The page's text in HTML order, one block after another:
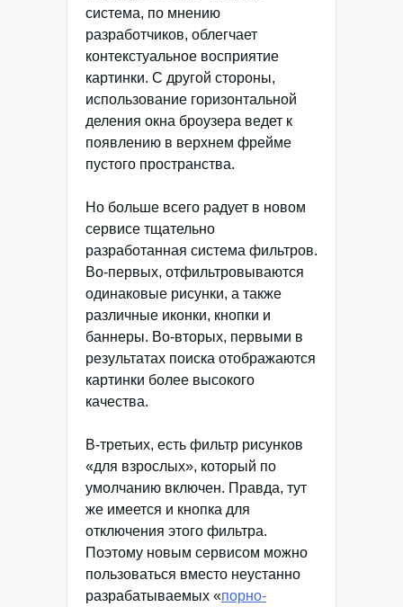
система, по мнению
разработчиков, облегчает
контекстуальное восприятие
картинки. С другой стороны,
использование горизонтальной
деления окна броузера ведет к
появлению в верхнем фрейме
пустого пространства.
Но больше всего радует в новом
сервисе тщательно
разработанная система фильтров.
Во-первых, отфильтровываются
одинаковые рисунки, а также
различные иконки, кнопки и
баннеры. Во-вторых, первыми в
результатах поиска отображаются
картинки более высокого
качества.
В-третьих, есть фильтр рисунков
«для взрослых», который по
умолчанию включен. Правда, тут
же имеется и кнопка для
отключения этого фильтра.
Поэтому новым сервисом можно
пользоваться вместо неустанно
разрабатываемых «порно-